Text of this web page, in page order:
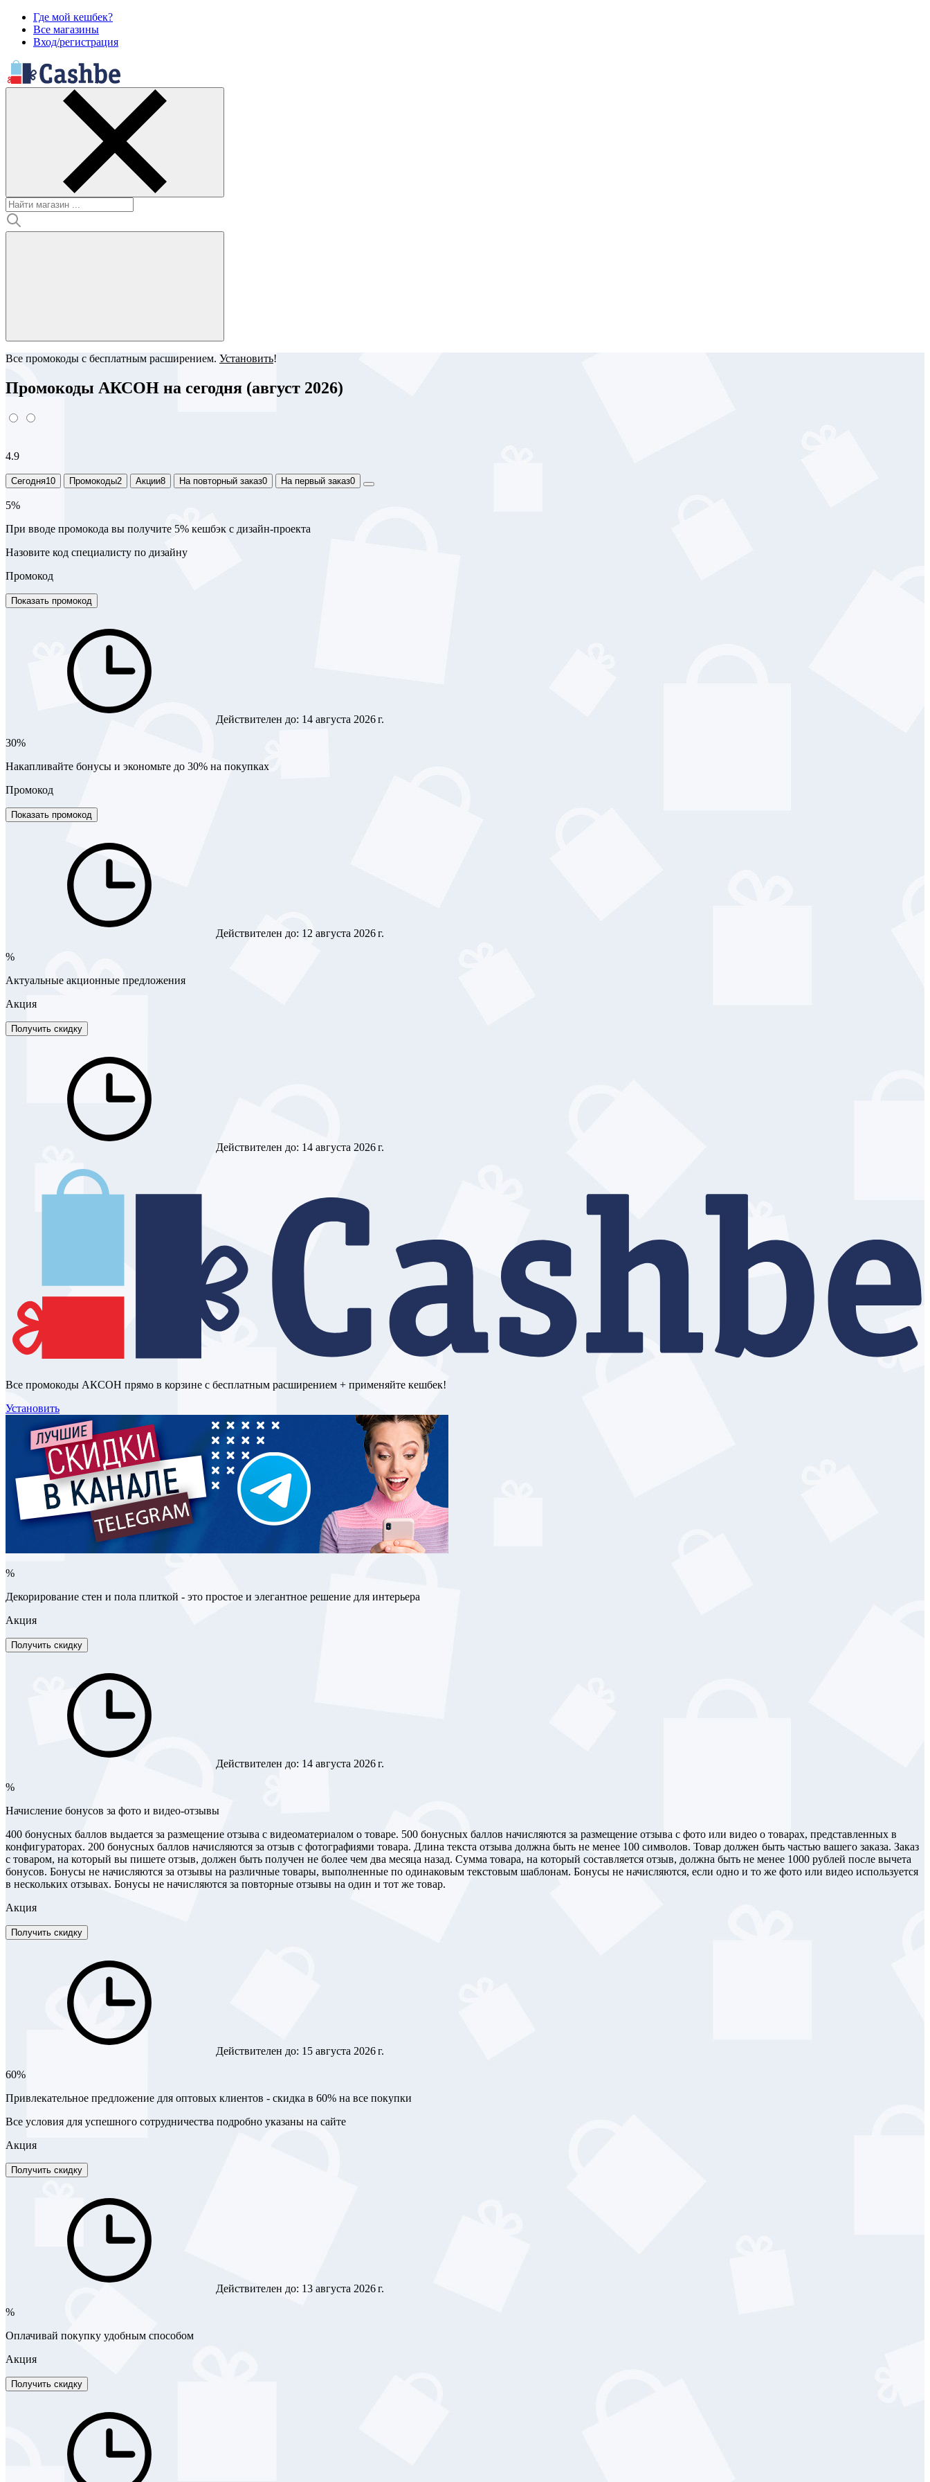
Где мой кешбек?
Все магазины
Вход/регистрация
Все промокоды с бесплатным расширением. Установить!
Промокоды АКСОН на сегодня (август 2026)
4.9
Сегодня10 Промокоды2 Акции8 На повторный заказ0 На первый заказ0
5%
При вводе промокода вы получите 5% кешбэк с дизайн-проекта
Назовите код специалисту по дизайну
Промокод
Показать промокод
Действителен до: 14 августа 2026 г.
30%
Накапливайте бонусы и экономьте до 30% на покупках
Промокод
Показать промокод
Действителен до: 12 августа 2026 г.
%
Актуальные акционные предложения
Акция
Получить скидку
Действителен до: 14 августа 2026 г.
Все промокоды АКСОН прямо в корзине с бесплатным расширением + применяйте кешбек!
Установить
%
Декорирование стен и пола плиткой - это простое и элегантное решение для интерьера
Акция
Получить скидку
Действителен до: 14 августа 2026 г.
%
Начисление бонусов за фото и видео-отзывы
400 бонусных баллов выдается за размещение отзыва с видеоматериалом о товаре. 500 бонусных баллов начисляются за размещение отзыва с фото или видео о товарах, представленных в
конфигураторах. 200 бонусных баллов начисляются за отзыв с фотографиями товара. Длина текста отзыва должна быть не менее 100 символов. Товар должен быть частью вашего заказа. Заказ
с товаром, на который вы пишете отзыв, должен быть получен не более чем два месяца назад. Сумма товара, на который составляется отзыв, должна быть не менее 1000 рублей после вычета
бонусов. Бонусы не начисляются за отзывы на различные товары, выполненные по одинаковым текстовым шаблонам. Бонусы не начисляются, если одно и то же фото или видео используется
в нескольких отзывах. Бонусы не начисляются за повторные отзывы на один и тот же товар.
Акция
Получить скидку
Действителен до: 15 августа 2026 г.
60%
Привлекательное предложение для оптовых клиентов - скидка в 60% на все покупки
Все условия для успешного сотрудничества подробно указаны на сайте
Акция
Получить скидку
Действителен до: 13 августа 2026 г.
%
Оплачивай покупку удобным способом
Акция
Получить скидку